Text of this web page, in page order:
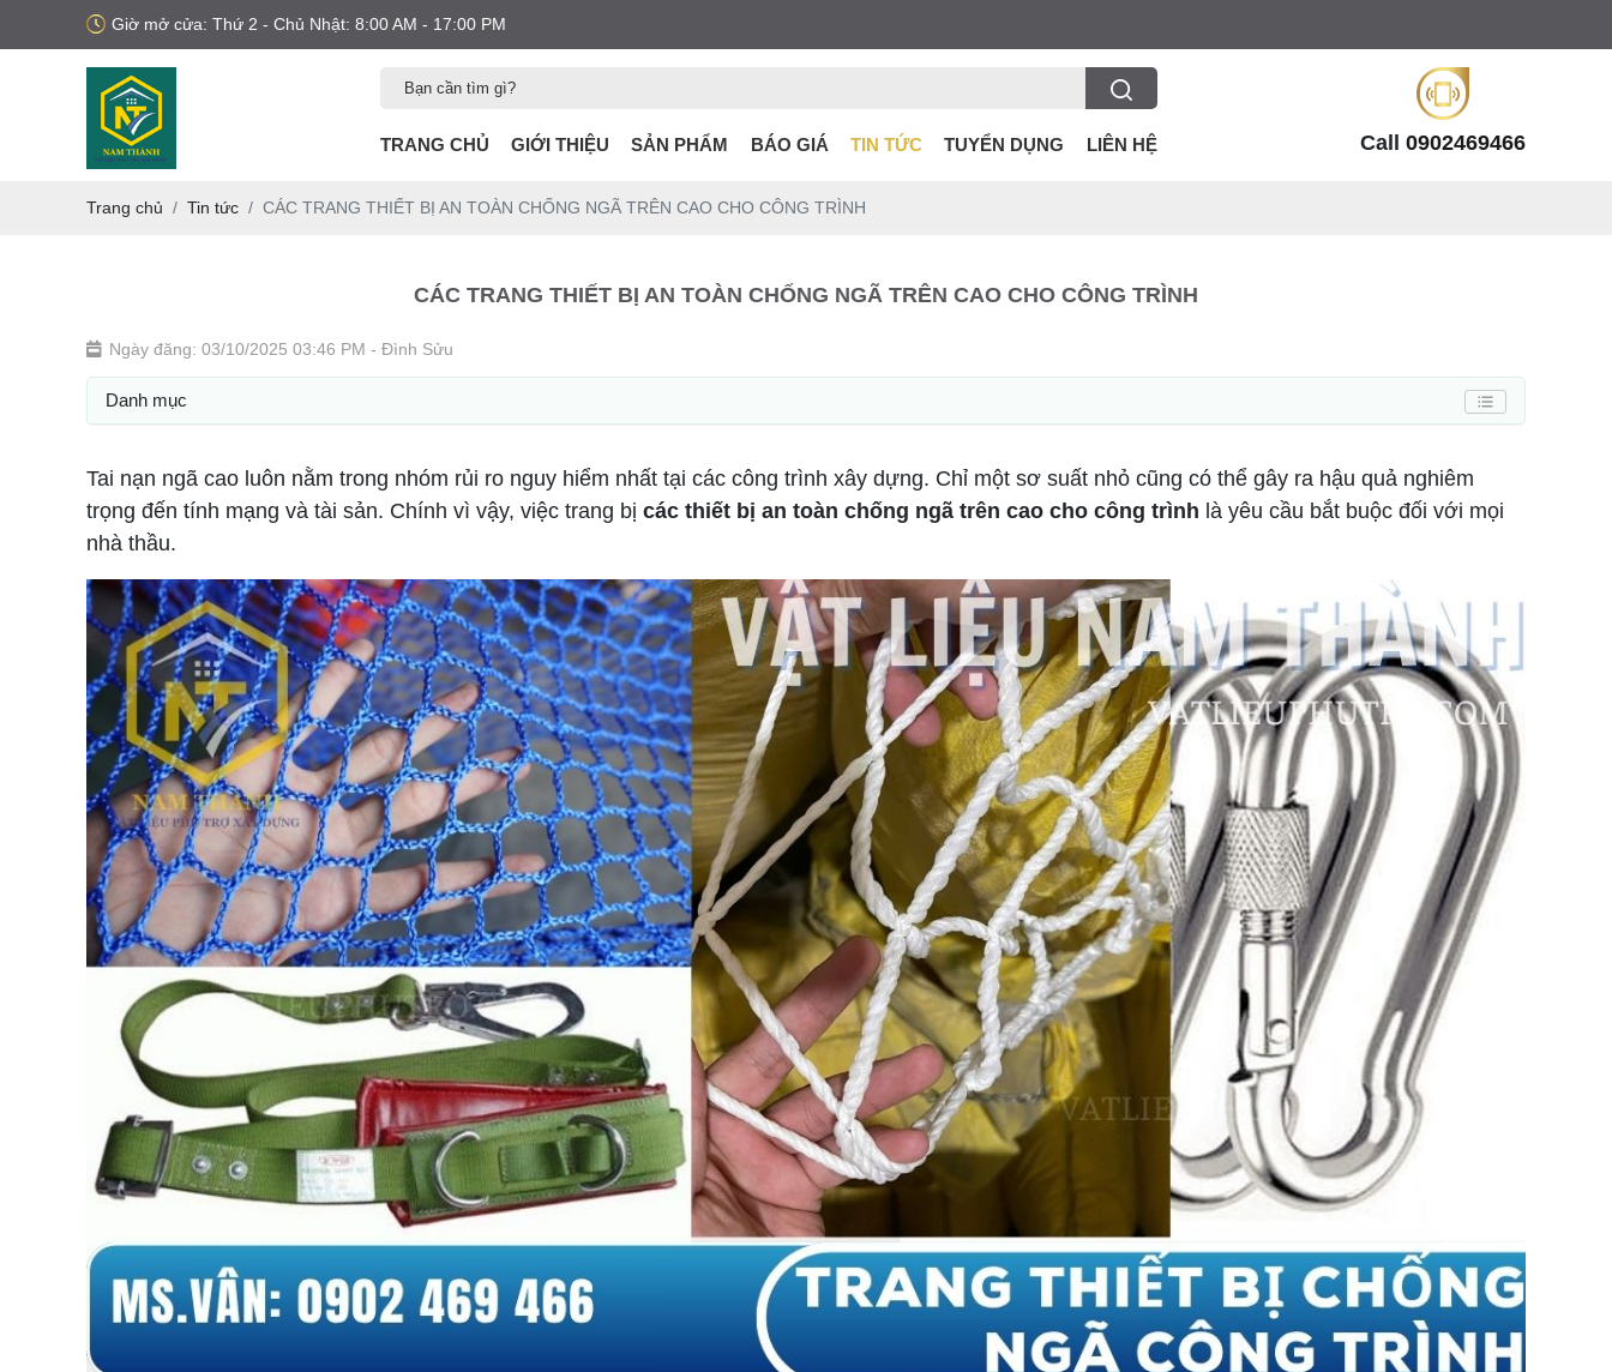
Giờ mở cửa: Thứ 2 - Chủ Nhật: 8:00 AM - 17:00 PM
TRANG CHỦ GIỚI THIỆU SẢN PHẨM BÁO GIÁ TIN TỨC TUYỂN DỤNG LIÊN HỆ Call 0902469466
Trang chủ Tin tức CÁC TRANG THIẾT BỊ AN TOÀN CHỐNG NGÃ TRÊN CAO CHO CÔNG TRÌNH
CÁC TRANG THIẾT BỊ AN TOÀN CHỐNG NGÃ TRÊN CAO CHO CÔNG TRÌNH
Ngày đăng: 03/10/2025 03:46 PM - Đình Sửu
Danh mục
Tai nạn ngã cao luôn nằm trong nhóm rủi ro nguy hiểm nhất tại các công trình xây dựng. Chỉ một sơ suất nhỏ cũng có thể gây ra hậu quả nghiêm
trọng đến tính mạng và tài sản. Chính vì vậy, việc trang bị các thiết bị an toàn chống ngã trên cao cho công trình là yêu cầu bắt buộc đối với mọi
nhà thầu.